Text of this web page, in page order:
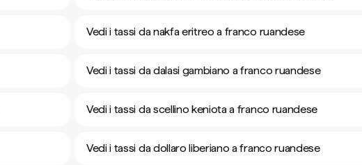
Vedi i tassi da nakfa eritreo a franco ruandese
Vedi i tassi da dalasi gambiano a franco ruandese
Vedi i tassi da scellino keniota a franco ruandese
Vedi i tassi da dollaro liberiano a franco ruandese